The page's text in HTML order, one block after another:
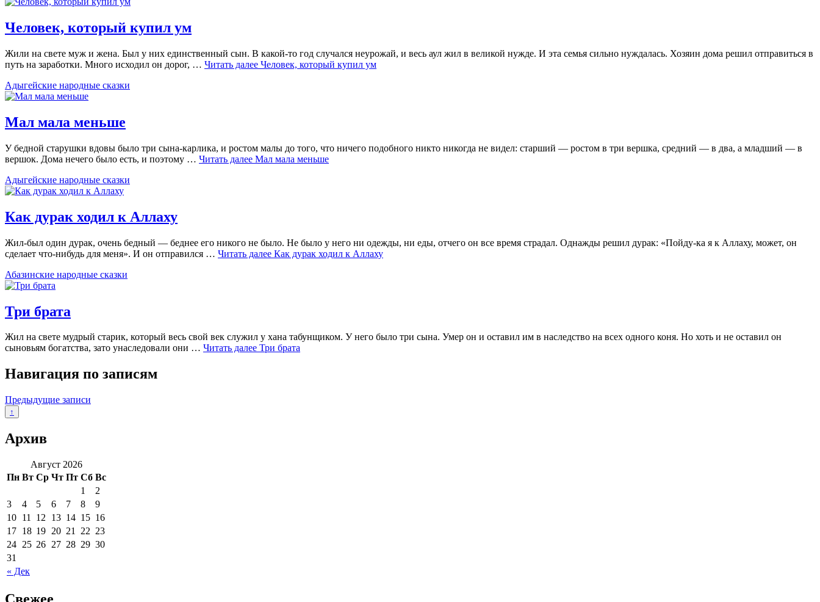
Человек, который купил ум
Жили на свете муж и жена. Был у них единственный сын. В какой-то год случался неурожай, и весь аул жил в великой нужде. И эта семья сильно нуждалась. Хозяин дома решил отправиться в
путь на заработки. Много исходил он дорог, … Читать далее Человек, который купил ум
Адыгейские народные сказки
Мал мала меньше
У бедной старушки вдовы было три сына-карлика, и ростом малы до того, что ничего подобного никто никогда не видел: старший — ростом в три вершка, средний — в два, а младший — в
вершок. Дома нечего было есть, и поэтому … Читать далее Мал мала меньше
Адыгейские народные сказки
Как дурак ходил к Аллаху
Жил-был один дурак, очень бедный — беднее его никого не было. Не было у него ни одежды, ни еды, отчего он все время страдал. Однажды решил дурак: «Пойду-ка я к Аллаху, может, он
сделает что-нибудь для меня». И он отправился … Читать далее Как дурак ходил к Аллаху
Абазинские народные сказки
Три брата
Жил на свете мудрый старик, который весь свой век служил у хана табунщиком. У него было три сына. Умер он и оставил им в наследство на всех одного коня. Но хоть и не оставил он
сыновьям богатства, зато унаследовали они … Читать далее Три брата
Навигация по записям
Предыдущие записи
↑
Архив
Август 2026
Пн Вт Ср Чт Пт Сб Вс
« Дек
1
2
3
4 5 6 7 8
9
10 11 12 13 14 15 16
17 18 19 20 21 22 23
24 25 26 27 28 29 30
31